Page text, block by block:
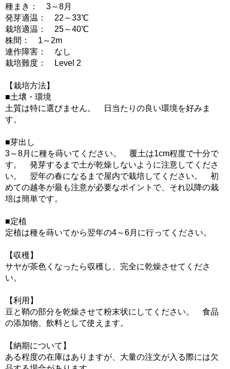
種まき： 3～8月
発芽適温： 22～33℃
栽培適温： 25～40℃
株間： 1～2m
連作障害： なし
栽培難度： Level 2
【栽培方法】
■土壌・環境
土質は特に選びません。 日当たりの良い環境を好みま
す。
■芽出し
3～8月に種を蒔いてください。 覆土は1cm程度で十分で
す。 発芽するまで土が乾燥しないように注意してくださ
い。 翌年の春になるまで屋内で栽培してください。 初
めての越冬が最も注意が必要なポイントで、それ以降の栽
培は簡単です。
■定植
定植は種を蒔いてから翌年の4～6月に行ってください。
【収穫】
サヤが茶色くなったら収穫し、完全に乾燥させてくださ
い。
【利用】
豆と鞘の部分を乾燥させて粉末状にしてください。 食品
の添加物、飲料として使えます。
【納期について】
ある程度の在庫はありますが、大量の注文が入る際には欠